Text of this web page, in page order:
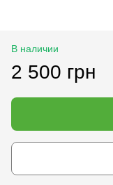
В наличии
2 500 грн